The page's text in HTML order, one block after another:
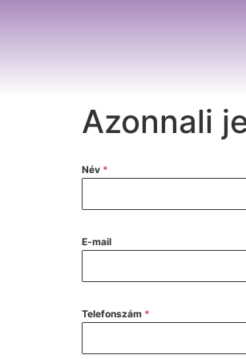
Azonnali
Név *
E-mail
Telefonszám *